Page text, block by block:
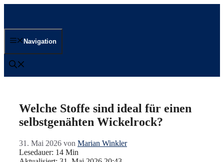
Navigation
Welche Stoffe sind ideal für einen
selbstgenähten Wickelrock?
31. Mai 2026 von Marian Winkler
Lesedauer: 14 Min